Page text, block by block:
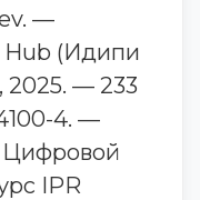
—
Hub (Идипи
— 233
4. —
Цифровой
IPR